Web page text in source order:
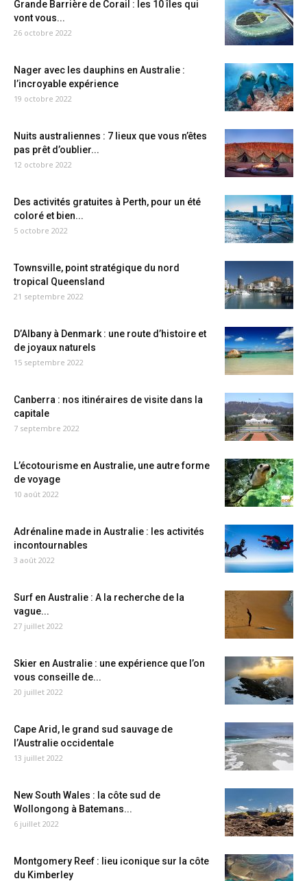
Grande Barrière de Corail : les 10 îles qui
vont vous...
26 octobre 2022
Nager avec les dauphins en Australie :
l’incroyable expérience
19 octobre 2022
Nuits australiennes : 7 lieux que vous n’êtes
pas prêt d’oublier...
12 octobre 2022
Des activités gratuites à Perth, pour un été
coloré et bien...
5 octobre 2022
Townsville, point stratégique du nord
tropical Queensland
21 septembre 2022
D’Albany à Denmark : une route d’histoire et
de joyaux naturels
15 septembre 2022
Canberra : nos itinéraires de visite dans la
capitale
7 septembre 2022
L’écotourisme en Australie, une autre forme
de voyage
10 août 2022
Adrénaline made in Australie : les activités
incontournables
3 août 2022
Surf en Australie : A la recherche de la
vague...
27 juillet 2022
Skier en Australie : une expérience que l’on
vous conseille de...
20 juillet 2022
Cape Arid, le grand sud sauvage de
l’Australie occidentale
13 juillet 2022
New South Wales : la côte sud de
Wollongong à Batemans...
6 juillet 2022
Montgomery Reef : lieu iconique sur la côte
du Kimberley